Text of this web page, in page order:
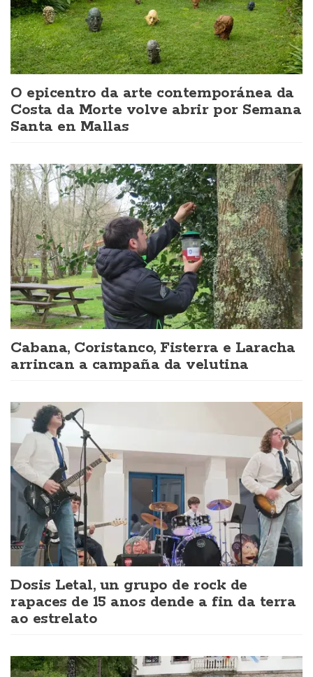
O epicentro da arte contemporánea da
Costa da Morte volve abrir por Semana
Santa en Mallas
Cabana, Coristanco, Fisterra e Laracha
arrincan a campaña da velutina
Dosis Letal, un grupo de rock de
rapaces de 15 anos dende a fin da terra
ao estrelato